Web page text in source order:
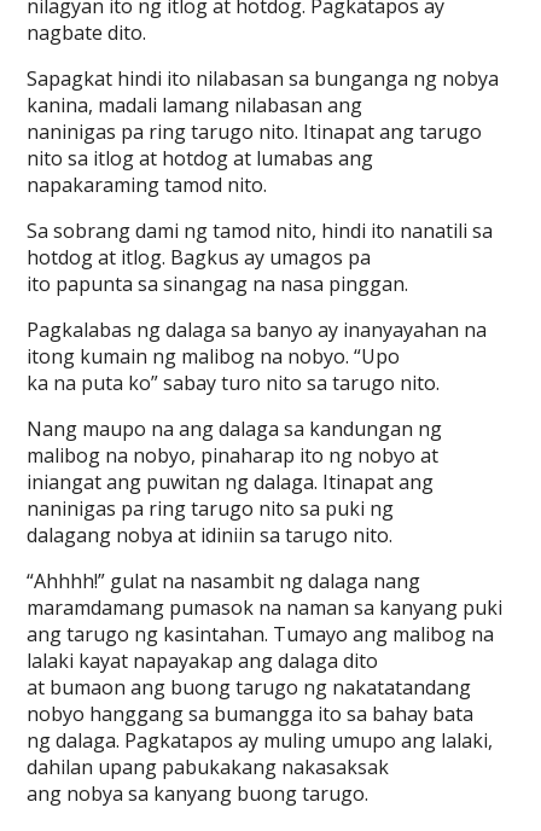
nilagyan ito ng itlog at hotdog. Pagkatapos ay
nagbate dito.
Sapagkat hindi ito nilabasan sa bunganga ng nobya
kanina, madali lamang nilabasan ang
naninigas pa ring tarugo nito. Itinapat ang tarugo
nito sa itlog at hotdog at lumabas ang
napakaraming tamod nito.
Sa sobrang dami ng tamod nito, hindi ito nanatili sa
hotdog at itlog. Bagkus ay umagos pa
ito papunta sa sinangag na nasa pinggan.
Pagkalabas ng dalaga sa banyo ay inanyayahan na
itong kumain ng malibog na nobyo. “Upo
ka na puta ko” sabay turo nito sa tarugo nito.
Nang maupo na ang dalaga sa kandungan ng
malibog na nobyo, pinaharap ito ng nobyo at
iniangat ang puwitan ng dalaga. Itinapat ang
naninigas pa ring tarugo nito sa puki ng
dalagang nobya at idiniin sa tarugo nito.
“Ahhhh!” gulat na nasambit ng dalaga nang
maramdamang pumasok na naman sa kanyang puki
ang tarugo ng kasintahan. Tumayo ang malibog na
lalaki kayat napayakap ang dalaga dito
at bumaon ang buong tarugo ng nakatatandang
nobyo hanggang sa bumangga ito sa bahay bata
ng dalaga. Pagkatapos ay muling umupo ang lalaki,
dahilan upang pabukakang nakasaksak
ang nobya sa kanyang buong tarugo.